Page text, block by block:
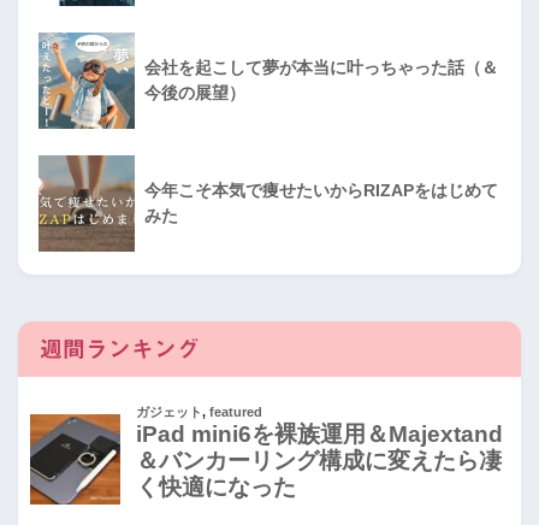
会社を起こして夢が本当に叶っちゃった話（＆
今後の展望）
今年こそ本気で痩せたいからRIZAPをはじめて
みた
週間ランキング